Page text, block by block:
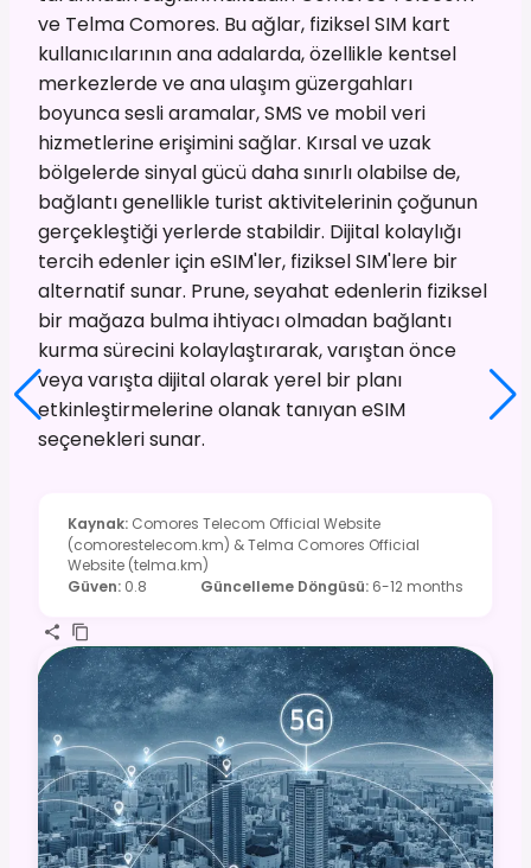
ve Telma Comores. Bu ağlar, fiziksel SIM kart
kullanıcılarının ana adalarda, özellikle kentsel
merkezlerde ve ana ulaşım güzergahları
boyunca sesli aramalar, SMS ve mobil veri
hizmetlerine erişimini sağlar. Kırsal ve uzak
bölgelerde sinyal gücü daha sınırlı olabilse de,
bağlantı genellikle turist aktivitelerinin çoğunun
gerçekleştiği yerlerde stabildir. Dijital kolaylığı
tercih edenler için eSIM'ler, fiziksel SIM'lere bir
alternatif sunar. Prune, seyahat edenlerin fiziksel
bir mağaza bulma ihtiyacı olmadan bağlantı
kurma sürecini kolaylaştırarak, varıştan önce
veya varışta dijital olarak yerel bir planı
etkinleştirmelerine olanak tanıyan eSIM
seçenekleri sunar.
Kaynak: Comores Telecom Official Website
(comorestelecom.km) & Telma Comores Official
Website (telma.km)
Güven: 0.8 Güncelleme Döngüsü: 6-12 months